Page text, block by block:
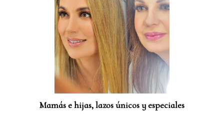
Mamás e hijas, lazos únicos y especiales